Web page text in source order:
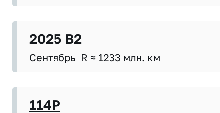
2025 B2
Сентябрь R ≈ 1233 млн. км
114P